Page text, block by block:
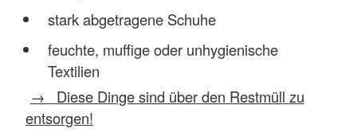
stark abgetragene Schuhe
feuchte, muffige oder unhygienische
Textilien
→ Diese Dinge sind über den Restmüll zu
entsorgen!